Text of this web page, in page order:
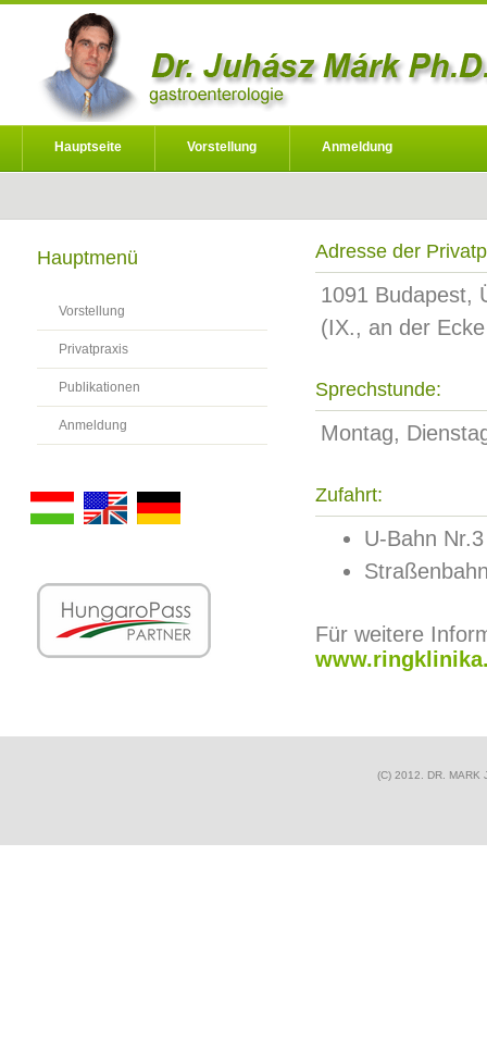
Hauptseite Vorstellung Anmeldung
Adresse der
1091 Budapest,
(IX., an der
Sprechstunde:
Montag,
Zufahrt:
U-Bahn
Für weitere
Hauptmenü
Vorstellung
Privatpraxis
Publikationen
Anmeldung
(C) 2012. DR. MARK